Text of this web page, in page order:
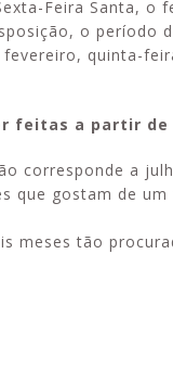
Feira Santa, o
o período
quinta-
feitas a partir
corresponde a
gostam de
meses tão
oferecidos pela